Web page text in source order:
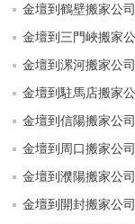
金壇到鶴壁搬家公
金壇到三門峽搬家
金壇到漯河搬家公
金壇到駐馬店搬家
金壇到信陽搬家公
金壇到周口搬家公
金壇到濮陽搬家公
金壇到開封搬家公